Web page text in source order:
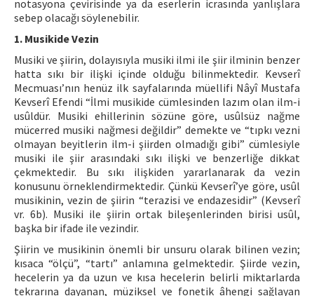
notasyona çevirisinde ya da eserlerin icrasında yanlışlara
sebep olacağı söylenebilir.
1. Musikide Vezin
Musiki ve şiirin, dolayısıyla musiki ilmi ile şiir ilminin benzer
hatta sıkı bir ilişki içinde olduğu bilinmektedir. Kevserî
Mecmuası’nın henüz ilk sayfalarında müellifi Nâyî Mustafa
Kevserî Efendi “İlmi musikide cümlesinden lazım olan ilm-i
usûldür. Musiki ehillerinin sözüne göre, usûlsüz nağme
mücerred musiki nağmesi değildir” demekte ve “tıpkı vezni
olmayan beyitlerin ilm-i şiirden olmadığı gibi” cümlesiyle
musiki ile şiir arasındaki sıkı ilişki ve benzerliğe dikkat
çekmektedir. Bu sıkı ilişkiden yararlanarak da vezin
konusunu örneklendirmektedir. Çünkü Kevserî’ye göre, usûl
musikinin, vezin de şiirin “terazisi ve endazesidir” (Kevserî
vr. 6b). Musiki ile şiirin ortak bileşenlerinden birisi usûl,
başka bir ifade ile vezindir.
Şiirin ve musikinin önemli bir unsuru olarak bilinen vezin;
kısaca “ölçü”, “tartı” anlamına gelmektedir. Şiirde vezin,
hecelerin ya da uzun ve kısa hecelerin belirli miktarlarda
tekrarına dayanan, müziksel ve fonetik âhengi sağlayan